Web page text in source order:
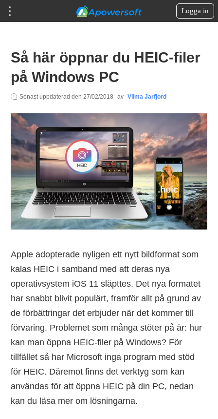
Logga in
Så här öppnar du HEIC-filer
på Windows PC
Senast uppdaterad den27/02/2018 av Vilma Jarfjord
Apple adopterade nyligen ett nytt bildformat som
kalas HEIC i samband med att deras nya
operativsystem iOS 11 släpttes. Det nya formatet
har snabbt blivit populärt, framför allt på grund av
de förbättringar det erbjuder när det kommer till
förvaring. Problemet som många stöter på är: hur
kan man öppna HEIC-filer på Windows? För
tillfället så har Microsoft inga program med stöd
för HEIC. Däremot finns det verktyg som kan
användas för att öppna HEIC på din PC, nedan
kan du läsa mer om lösningarna.